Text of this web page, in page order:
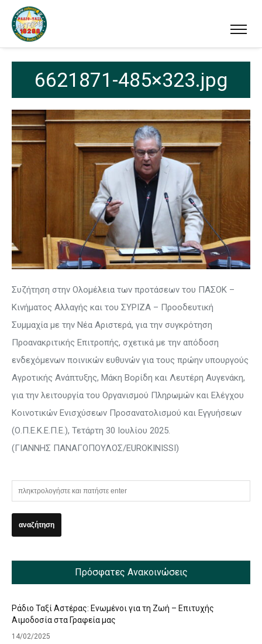
6621871-485×323.jpg
Συζήτηση στην Ολομέλεια των προτάσεων του ΠΑΣΟΚ –
Κινήματος Αλλαγής και του ΣΥΡΙΖΑ – Προοδευτική
Συμμαχία με την Νέα Αριστερά, για την συγκρότηση
Προανακριτικής Επιτροπής, σχετικά με την απόδοση
ενδεχόμενων ποινικών ευθυνών για τους πρώην υπουργούς
Αγροτικής Ανάπτυξης, Μάκη Βορίδη και Λευτέρη Αυγενάκη,
για την λειτουργία του Οργανισμού Πληρωμών και Ελέγχου
Κοινοτικών Ενισχύσεων Προσανατολισμού και Εγγυήσεων
(Ο.Π.Ε.Κ.Ε.Π.Ε.), Τετάρτη 30 Ιουλίου 2025.
(ΓΙΑΝΝΗΣ ΠΑΝΑΓΟΠΟΥΛΟΣ/EUROKINISSI)
Πρόσφατες Ανακοινώσεις
Ράδιο Ταξί Αστέρας: Ενωμένοι για τη Ζωή – Επιτυχής
Αιμοδοσία στα Γραφεία μας
14/02/2025